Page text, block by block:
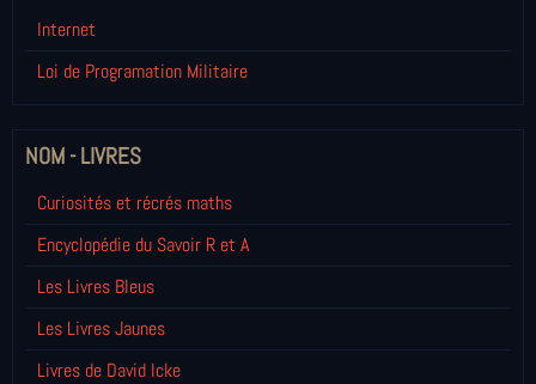
Internet
Loi de Programation Militaire
NOM - LIVRES
Curiosités et récrés maths
Encyclopédie du Savoir R et A
Les Livres Bleus
Les Livres Jaunes
Livres de David Icke